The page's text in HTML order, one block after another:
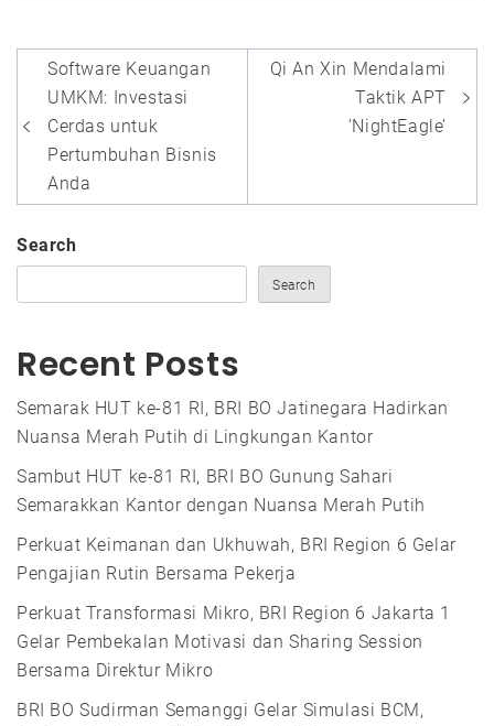
Post
navigation
Software Keuangan
UMKM: Investasi
Cerdas untuk
Pertumbuhan Bisnis
Anda
Qi An Xin Mendalami
Taktik APT
‘NightEagle’
Search
Search
Recent Posts
Semarak HUT ke-81 RI, BRI BO Jatinegara Hadirkan
Nuansa Merah Putih di Lingkungan Kantor
Sambut HUT ke-81 RI, BRI BO Gunung Sahari
Semarakkan Kantor dengan Nuansa Merah Putih
Perkuat Keimanan dan Ukhuwah, BRI Region 6 Gelar
Pengajian Rutin Bersama Pekerja
Perkuat Transformasi Mikro, BRI Region 6 Jakarta 1
Gelar Pembekalan Motivasi dan Sharing Session
Bersama Direktur Mikro
BRI BO Sudirman Semanggi Gelar Simulasi BCM,